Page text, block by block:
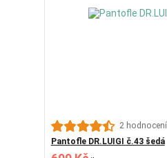
2 hodnocení
Pantofle DR.LUIGI č.43 šedá